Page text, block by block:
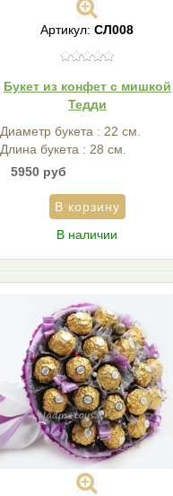
Артикул:СЛ008
Букет из конфет с мишкой
Тедди
Диаметр букета : 22 см.
Длина букета : 28 см.
5950 руб
В наличии